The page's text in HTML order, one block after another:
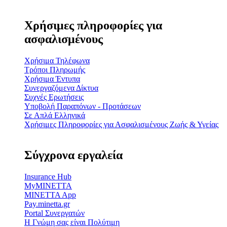
Χρήσιμες πληροφορίες για
ασφαλισμένους
Χρήσιμα Τηλέφωνα
Τρόποι Πληρωμής
Χρήσιμα Έντυπα
Συνεργαζόμενα Δίκτυα
Συχνές Ερωτήσεις
Υποβολή Παραπόνων - Προτάσεων
Σε Απλά Ελληνικά
Χρήσιμες Πληροφορίες για Ασφαλισμένους Ζωής & Υγείας
Σύγχρονα εργαλεία
Insurance Hub
MyMINETTA
MINETTA App
Pay.minetta.gr
Portal Συνεργατών
Η Γνώμη σας είναι Πολύτιμη